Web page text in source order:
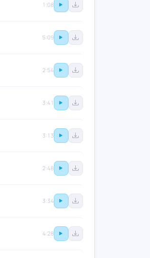
1:08
5:09
2:54
3:41
3:13
2:48
3:34
4:28